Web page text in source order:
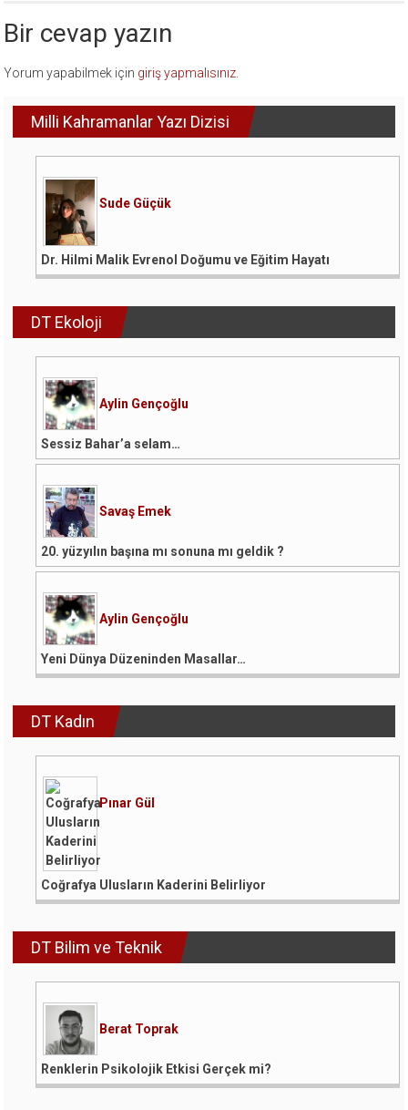
Bir cevap yazın
Yorum yapabilmek için giriş yapmalısınız
Milli Kahramanlar Yazı Dizisi
Sude Güçük
Dr. Hilmi Malik Evrenol Doğumu ve Eğitim Hayatı
DT Ekoloji
Aylin Gençoğlu
Sessiz Bahar’a selam…
Savaş Emek
20. yüzyılın başına mı sonuna mı geldik ?
Aylin Gençoğlu
Yeni Dünya Düzeninden Masallar…
DT Kadın
Pınar Gül
Coğrafya Ulusların Kaderini Belirliyor
DT Bilim ve Teknik
Berat Toprak
Renklerin Psikolojik Etkisi Gerçek mi?